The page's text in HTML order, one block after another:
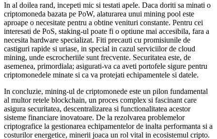
In al doilea rand, incepeti mic si testati apele. Daca doriti sa minati o
criptomoneda bazata pe PoW, alaturarea unui mining pool este
aproape o necesitate pentru a obtine venituri constante. Pentru cei
interesati de PoS, staking-ul poate fi o optiune mai accesibila, fara a
necesita hardware specializat. Fiti precauti cu promisiunile de
castiguri rapide si uriase, in special in cazul serviciilor de cloud
mining, unde escrocheriile sunt frecvente. Securitatea este, de
asemenea, primordiala; asigurati-va ca aveti portofele sigure pentru
criptomonedele minate si ca va protejati echipamentele si datele.
In concluzie, mining-ul de criptomonede este un pilon fundamental
al multor retele blockchain, un proces complex si fascinant care
asigura securitatea, descentralizarea si functionalitatea acestor
sisteme financiare inovatoare. De la rezolvarea problemelor
criptografice la gestionarea echipamentelor de inalta performanta si a
costurilor energetice, minerii joaca un rol vital in ecosistemul cripto.